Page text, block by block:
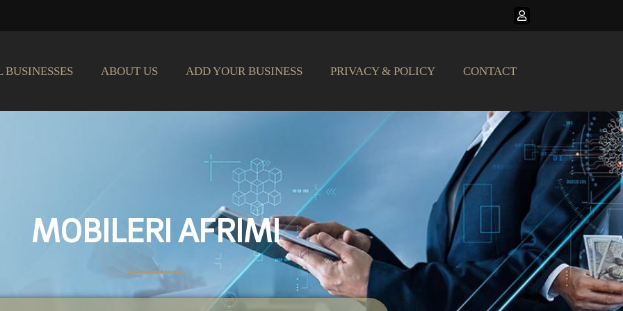
BUSINESSES ABOUT US ADD YOUR BUSINESS PRIVACY & POLICY CONTACT
MOBILERI AFRIMI